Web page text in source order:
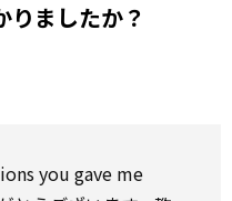
りましたか？
you gave me